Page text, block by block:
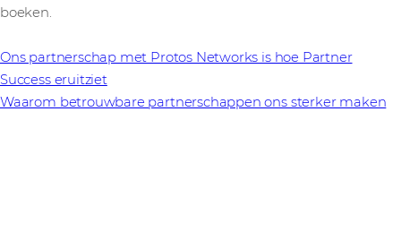
boeken.
Ons partnerschap met Protos Networks is hoe Partner
Success eruitziet
Waarom betrouwbare partnerschappen ons sterker maken